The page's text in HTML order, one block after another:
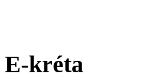
E-kréta